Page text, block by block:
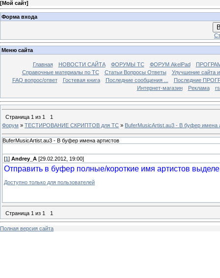
[Мой сайт]
Форма входа
Меню сайта
Главная НОВОСТИ САЙТА ФОРУМЫ TC ФОРУМ AkelPad
Справочные материалы по TС
Статьи Вопросы Ответы
Улучшение сайта
FAQ вопрос/ответ
Гостевая книга Последние сообщения ...
Последние
Интернет-магазин
Реклама
Страница 1 из 1
1
Форум » ТЕСТИРОВАНИЕ СКРИПТОВ для TC » BuferMusicArtist.au3 - В буфер имена
BuferMusicArtist.au3 - В буфер имена артистов
[1 ] Andrey_A [29.02.2012, 19:00]
Отправить в буфер полные/короткие имя артистов
Доступно только для пользователей
Страница 1 из 1 1
Полная версия сайта